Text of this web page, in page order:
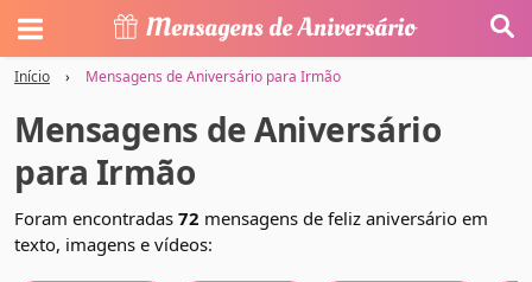
Início › Mensagens de Aniversário para Irmão
Mensagens de Aniversário
para Irmão
Foram encontradas 72 mensagens de feliz aniversário em
texto, imagens e vídeos: